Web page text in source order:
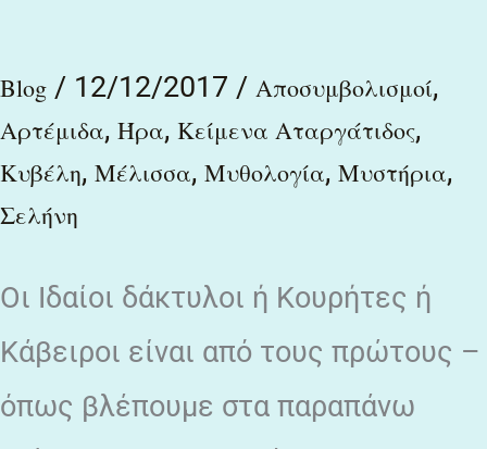
Blog / 12/12/2017 / Αποσυμβολισμοί,
Αρτέμιδα, Ήρα, Κείμενα Αταργάτιδος,
Κυβέλη, Μέλισσα, Μυθολογία, Μυστήρια,
Σελήνη
Οι Ιδαίοι δάκτυλοι ή Κουρήτες ή
Κάβειροι είναι από τους πρώτους –
όπως βλέπουμε στα παραπάνω